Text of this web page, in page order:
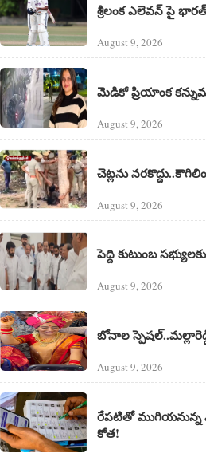
శ్రీలంక ఎలెవన్‌ పై
August 9, 2026
మెడికో ప్రియాంక
August 9, 2026
చెట్లను
August 9, 2026
పెద్ది కుటుంబ
August 9, 2026
బోనాల
August 9, 2026
రేపటితో ముగియనున్న
కోత!